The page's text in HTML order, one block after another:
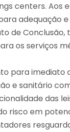
centers. Aos
adequação
de
os serviços
para imediato
e sanitário
das
risco em